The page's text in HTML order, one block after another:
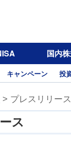
国内
キャンペーン 投
> プレスリリース
ス